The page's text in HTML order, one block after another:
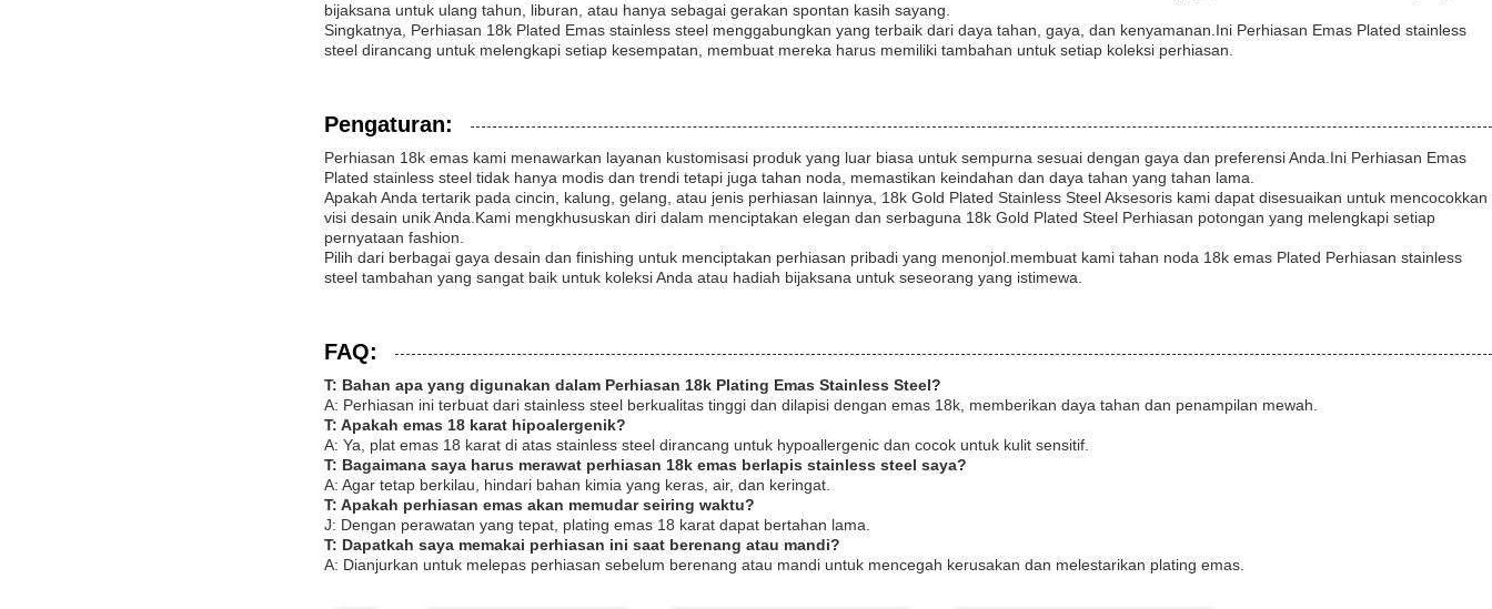
bijaksana untuk ulang tahun, liburan, atau hanya sebagai gerakan spontan kasih sayang.
Singkatnya, Perhiasan 18k Plated Emas stainless steel menggabungkan yang terbaik dari daya tahan, gaya, dan kenyamanan.Ini Perhiasan Emas Plated stainless
steel dirancang untuk melengkapi setiap kesempatan, membuat mereka harus memiliki tambahan untuk setiap koleksi perhiasan.
Pengaturan:
Perhiasan 18k emas kami menawarkan layanan kustomisasi produk yang luar biasa untuk sempurna sesuai dengan gaya dan preferensi Anda.Ini Perhiasan Emas
Plated stainless steel tidak hanya modis dan trendi tetapi juga tahan noda, memastikan keindahan dan daya tahan yang tahan lama.
Apakah Anda tertarik pada cincin, kalung, gelang, atau jenis perhiasan lainnya, 18k Gold Plated Stainless Steel Aksesoris kami dapat disesuaikan untuk mencocokkan
visi desain unik Anda.Kami mengkhususkan diri dalam menciptakan elegan dan serbaguna 18k Gold Plated Steel Perhiasan potongan yang melengkapi setiap
pernyataan fashion.
Pilih dari berbagai gaya desain dan finishing untuk menciptakan perhiasan pribadi yang menonjol.membuat kami tahan noda 18k emas Plated Perhiasan stainless
steel tambahan yang sangat baik untuk koleksi Anda atau hadiah bijaksana untuk seseorang yang istimewa.
FAQ:
T: Bahan apa yang digunakan dalam Perhiasan 18k Plating Emas Stainless Steel?
A: Perhiasan ini terbuat dari stainless steel berkualitas tinggi dan dilapisi dengan emas 18k, memberikan daya tahan dan penampilan mewah.
T: Apakah emas 18 karat hipoalergenik?
A: Ya, plat emas 18 karat di atas stainless steel dirancang untuk hypoallergenic dan cocok untuk kulit sensitif.
T: Bagaimana saya harus merawat perhiasan 18k emas berlapis stainless steel saya?
A: Agar tetap berkilau, hindari bahan kimia yang keras, air, dan keringat.
T: Apakah perhiasan emas akan memudar seiring waktu?
J: Dengan perawatan yang tepat, plating emas 18 karat dapat bertahan lama.
T: Dapatkah saya memakai perhiasan ini saat berenang atau mandi?
A: Dianjurkan untuk melepas perhiasan sebelum berenang atau mandi untuk mencegah kerusakan dan melestarikan plating emas.